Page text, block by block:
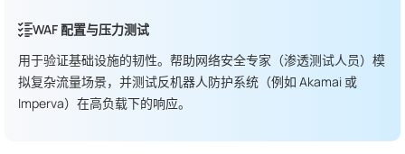
WAF 配置与压力测试
用于验证基础设施的韧性。帮助网络安全专家（渗透测试人员）模
拟复杂流量场景，并测试反机器人防护系统（例如 Akamai 或
Imperva）在高负载下的响应。